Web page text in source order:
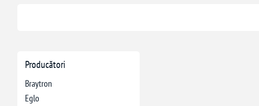
Producători
Braytron
Eglo